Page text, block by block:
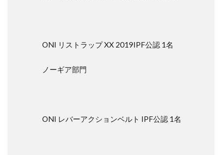
ONI リストラップ XX 2019IPF公認 1名
ノーギア部門
ONI レバーアクションベルト IPF公認 1名